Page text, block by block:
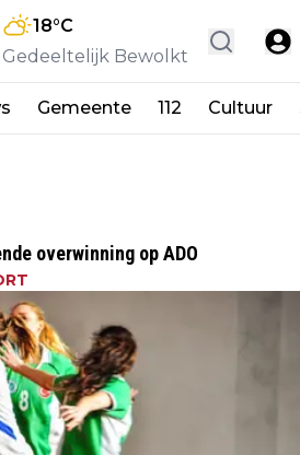
18°C
Gedeeltelijk Bewolkt
Gemeente 112 Cultuur
overwinning op ADO